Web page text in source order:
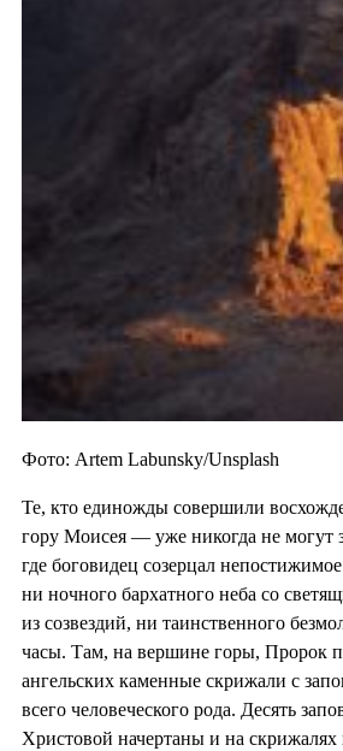
Фото: Artem Labunsky/Unsplash
Те, кто единожды совершили
гору Моисея — уже никогда не могут
где боговидец созерцал
ни ночного бархатного неба со
из созвездий, ни таинственного
часы. Там, на вершине горы, Пророк
ангельских каменные скрижали с
всего человеческого рода. Десять
Христовой начертаны и на скрижалях